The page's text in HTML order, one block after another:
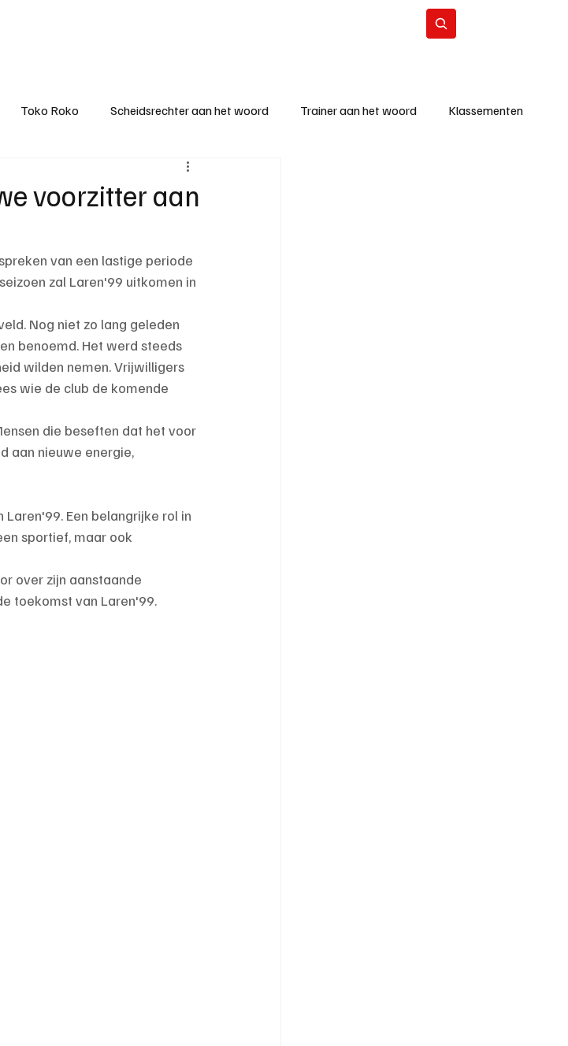
Toko Roko Scheidsrechter aan het woord Trainer aan het woord Klassementen
KM - Topscorer van het seizoen
voorzitter aan
van een lastige periode
zal Laren'99 uitkomen in
Nog niet zo lang geleden
benoemd. Het werd steeds
wilden nemen. Vrijwilligers
wie de club de komende
die beseften dat het voor
aan nieuwe energie,
Een belangrijke rol in
sportief, maar ook
over zijn aanstaande
toekomst van Laren'99.